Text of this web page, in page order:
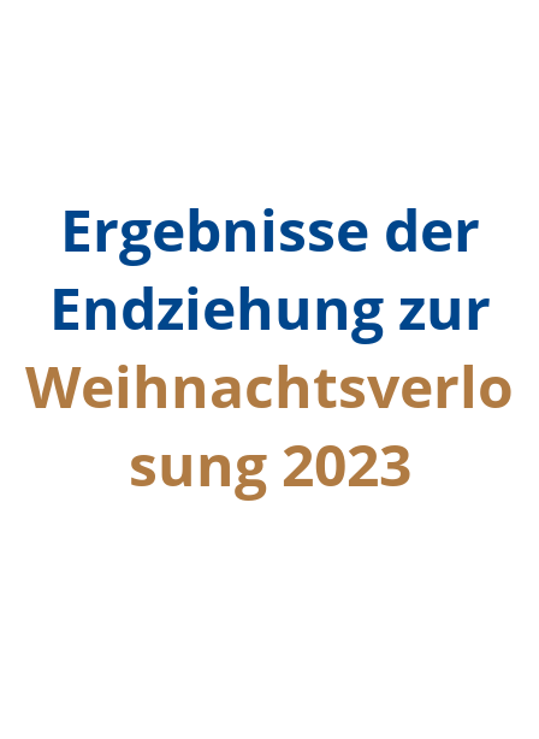
Ergebnisse der
Endziehung zur
Weihnachtsverlo
sung 2023